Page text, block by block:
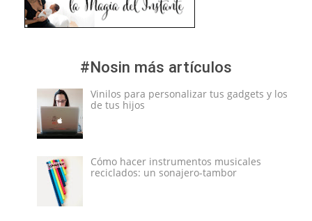
#Nosin más artículos
Vinilos para personalizar tus gadgets y los
de tus hijos
Cómo hacer instrumentos musicales
reciclados: un sonajero-tambor